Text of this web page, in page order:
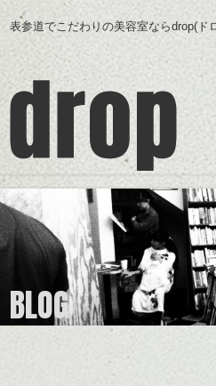
表参道でこだわりの美容室ならdrop(ド
BLOG